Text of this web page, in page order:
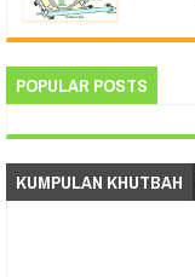
POPULAR POSTS
KUMPULAN KHUTBAH